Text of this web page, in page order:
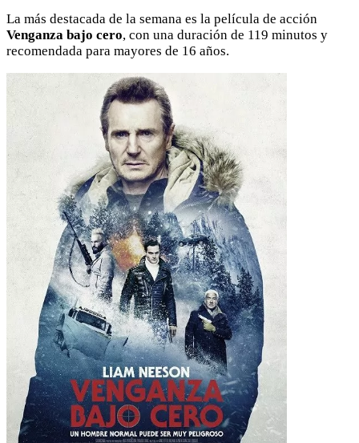
La más destacada de la semana es la película de acción
Venganza bajo cero, con una duración de 119 minutos y
recomendada para mayores de 16 años.